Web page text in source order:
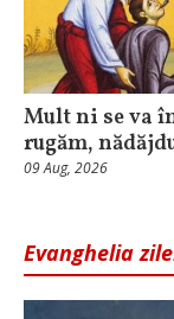
Mult ni se va
rugăm,
09 Aug, 2026
Evanghelia